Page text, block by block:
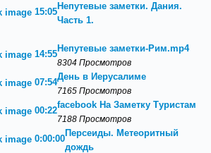
15:05
Непутевые заметки. Дания.
Часть 1.
14:55
Непутевые заметки-Рим.mp4
8304 Просмотров
07:54
День в Иерусалиме
7165 Просмотров
00:22
facebook На Заметку Туристам
7188 Просмотров
0:00:00
Персеиды. Метеоритный
дождь